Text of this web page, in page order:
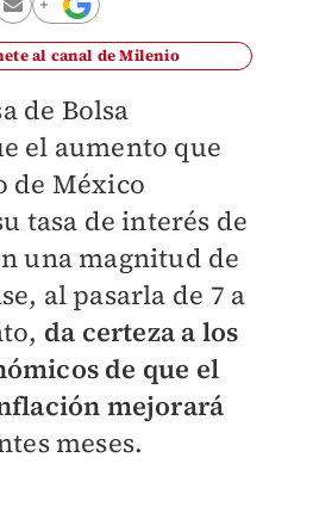
al canal de Milenio
de Bolsa
el aumento que
de México
tasa de interés de
una magnitud de
al pasarla de 7 a
da certeza a los
de que el
mejorará
meses.